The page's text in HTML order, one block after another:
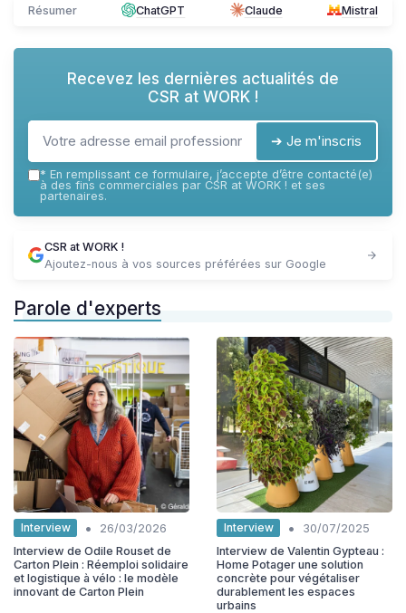
Résumer ChatGPT Claude Mistral
Recevez les dernières actualités de
CSR at WORK !
➔ Je m'inscris
* En remplissant ce formulaire, j’accepte d’être contacté(e)
à des fins commerciales par CSR at WORK ! et ses
partenaires.
CSR at WORK !
Ajoutez-nous à vos sources préférées sur Google
Parole d'experts
Interview •
26/03/2026
Interview de Odile Rouset de
Carton Plein : Réemploi solidaire
et logistique à vélo : le modèle
innovant de Carton Plein
Interview •
30/07/2025
Interview de Valentin Gypteau :
Home Potager une solution
concrète pour végétaliser
durablement les espaces
urbains